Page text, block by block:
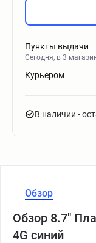
Пункты выдачи
Сегодня, в 3
Курьером
В наличии -
Обзор
Обзор 8.7"
4G синий